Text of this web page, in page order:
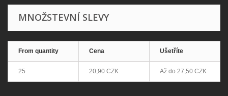
MNOŽSTEVNÍ SLEVY
From quantity Cena Ušetříte
25 20,90 CZK Až do 27,50 CZK